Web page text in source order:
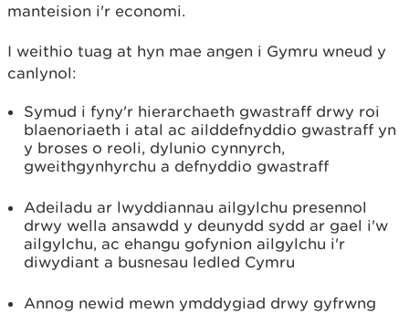
manteision i'r economi.
I weithio tuag at hyn mae angen i Gymru wneud y
canlynol:
Symud i fyny'r hierarchaeth gwastraff drwy roi
blaenoriaeth i atal ac ailddefnyddio gwastraff yn
y broses o reoli, dylunio cynnyrch,
gweithgynhyrchu a defnyddio gwastraff
Adeiladu ar lwyddiannau ailgylchu presennol
drwy wella ansawdd y deunydd sydd ar gael i'w
ailgylchu, ac ehangu gofynion ailgylchu i'r
diwydiant a busnesau ledled Cymru
Annog newid mewn ymddygiad drwy gyfrwng